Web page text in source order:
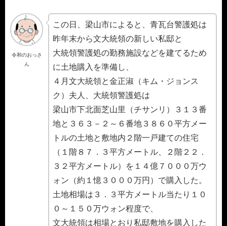
令和のおっさ
ん
この日、梁山市によると、青瓦台警護処は
昨年末から文大統領の新しい私邸と
大統領警護処の勤務施設などを建てるため
に土地購入を準備し、
４月文大統領と金正淑（キム・ジョンス
ク）夫人、大統領警護処は
梁山市下北面芝山里（チサンリ）３１３番
地と３６３－２～６番地３８６０平方メー
トルの土地と敷地内２階一戸建ての住宅
（１階８７．３平方メートル、２階２２．
３２平方メートル）を１４億７０００万ウ
ォン（約１憶３０００万円）で購入した。
土地相場は３．３平方メートル当たり１０
０～１５０万ウォン程度で、
文大統領は相場とおり私邸敷地を購入した